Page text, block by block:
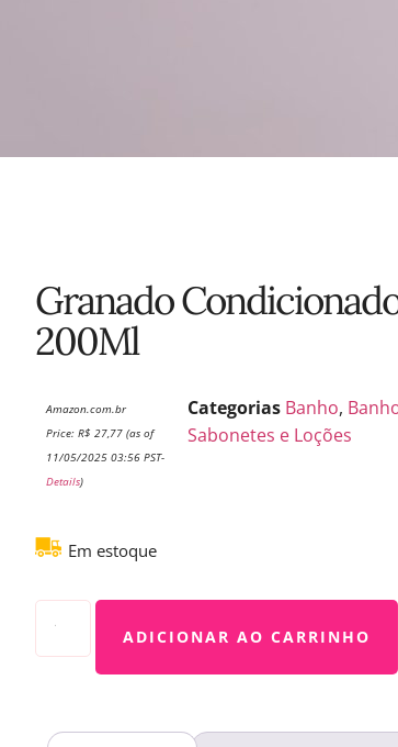
Granado
200Ml
Amazon.com.br
Price: R$ 27,77 (as of
11/05/2025 03:56 PST-
Details)
Categorias Banho,
Sabonetes e Loções
Em estoque
ADICIONAR AO CARRINHO